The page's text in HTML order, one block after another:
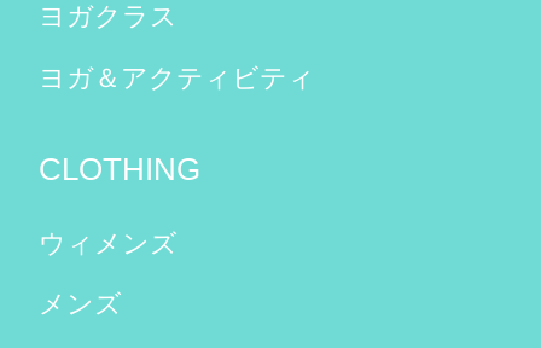
ヨガクラス
ヨガ＆アクティビティ
CLOTHING
ウィメンズ
メンズ